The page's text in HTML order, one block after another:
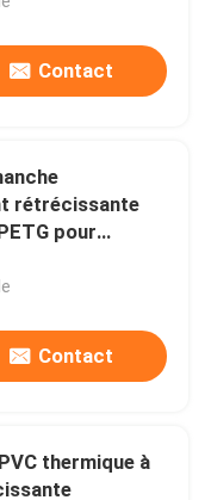
Contact
rétrécissante
pour
Contact
thermique à